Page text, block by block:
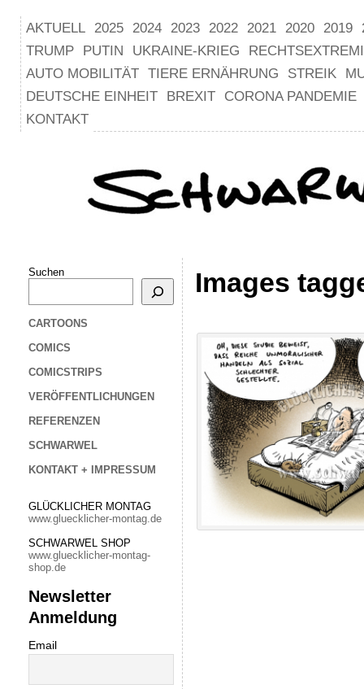
AKTUELL 2025 2024 2023 2022 2021 2020 2019
TRUMP
PUTIN UKRAINE-KRIEG
AUTO MOBILITÄT TIERE ERNÄHRUNG STREIK
DEUTSCHE EINHEIT
BREXIT
CORONA PANDEMIE
KONTAKT
Suchen
CARTOONS
COMICS
COMICSTRIPS
VERÖFFENTLICHUNGEN
REFERENZEN
SCHWARWEL
KONTAKT + IMPRESSUM
GLÜCKLICHER MONTAG
www.gluecklicher-montag.de
SCHWARWEL SHOP
www.gluecklicher-montag-
shop.de
Newsletter
Anmeldung
Email
Images